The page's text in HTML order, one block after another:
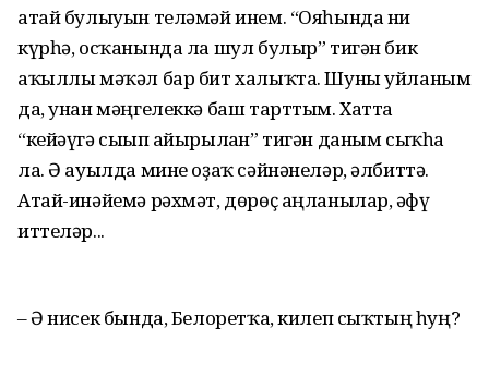
атай булыуын теләмәй инем. “Ояһында ни
күрһә, осҡанында ла шул булыр” тигән бик
аҡыллы мәҡәл бар бит халыҡта. Шуны уйланым
да, унан мәңгелеккә баш тарттым. Хатта
“кейәүгә сығып айырылған” тигән даным сыҡһа
ла. Ә ауылда мине оҙаҡ сәйнәнеләр, әлбиттә.
Атай-инәйемә рәхмәт, дөрөҫ аңланылар, ғәфү
иттеләр...
– Ә нисек бында, Белоретҡа, килеп сыҡтың һуң?